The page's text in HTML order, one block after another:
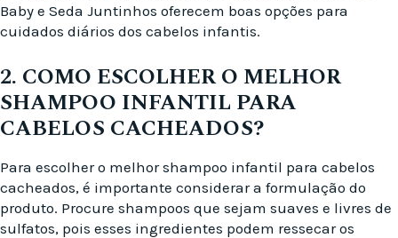
Baby e Seda Juntinhos oferecem boas opções para
cuidados diários dos cabelos infantis.
2. COMO ESCOLHER O MELHOR
SHAMPOO INFANTIL PARA
CABELOS CACHEADOS?
Para escolher o melhor shampoo infantil para cabelos
cacheados, é importante considerar a formulação do
produto. Procure shampoos que sejam suaves e livres de
sulfatos, pois esses ingredientes podem ressecar os